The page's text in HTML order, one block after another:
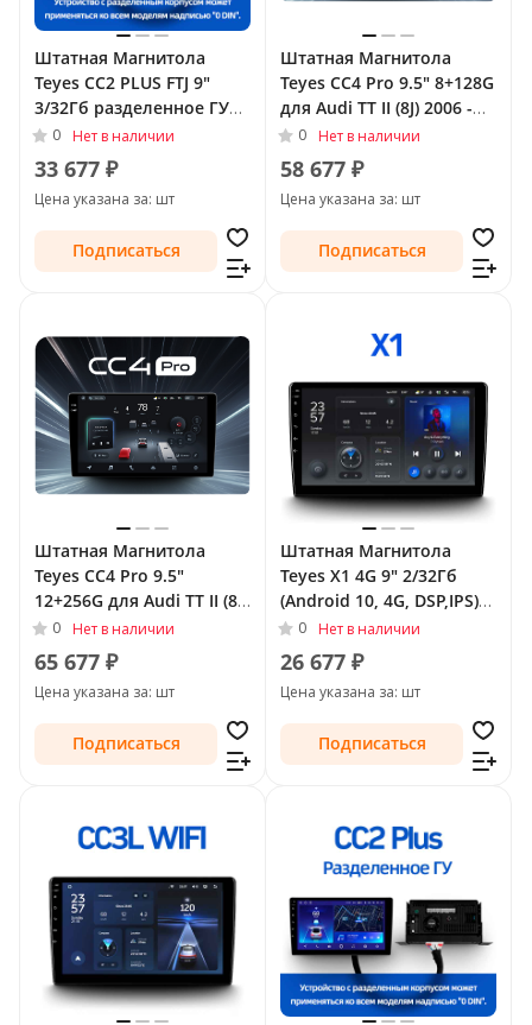
Штатная Магнитола
Teyes CC2 PLUS FTJ 9"
3/32Гб разделенное ГУ
(Android 10, 4G, DSP,
QLed) для Audi TT II (8J)
Рестайлинг 2010 - 2014
0 Нет в наличии
33 677 ₽
Цена указана за: шт
Подписаться
Штатная Магнитола
Teyes CC4 Pro 9.5" 8+128G
для Audi TT II (8J) 2006 -
2010
0 Нет в наличии
58 677 ₽
Цена указана за: шт
Подписаться
Штатная Магнитола
Teyes CC4 Pro 9.5"
12+256G для Audi TT II (8J)
Рестайлинг 2010 - 2014
0 Нет в наличии
65 677 ₽
Цена указана за: шт
Подписаться
Штатная Магнитола
Teyes X1 4G 9" 2/32Гб
(Android 10, 4G, DSP,IPS)
для Audi TT II (8J)
Рестайлинг 2010 - 2014
0 Нет в наличии
26 677 ₽
Цена указана за: шт
Подписаться